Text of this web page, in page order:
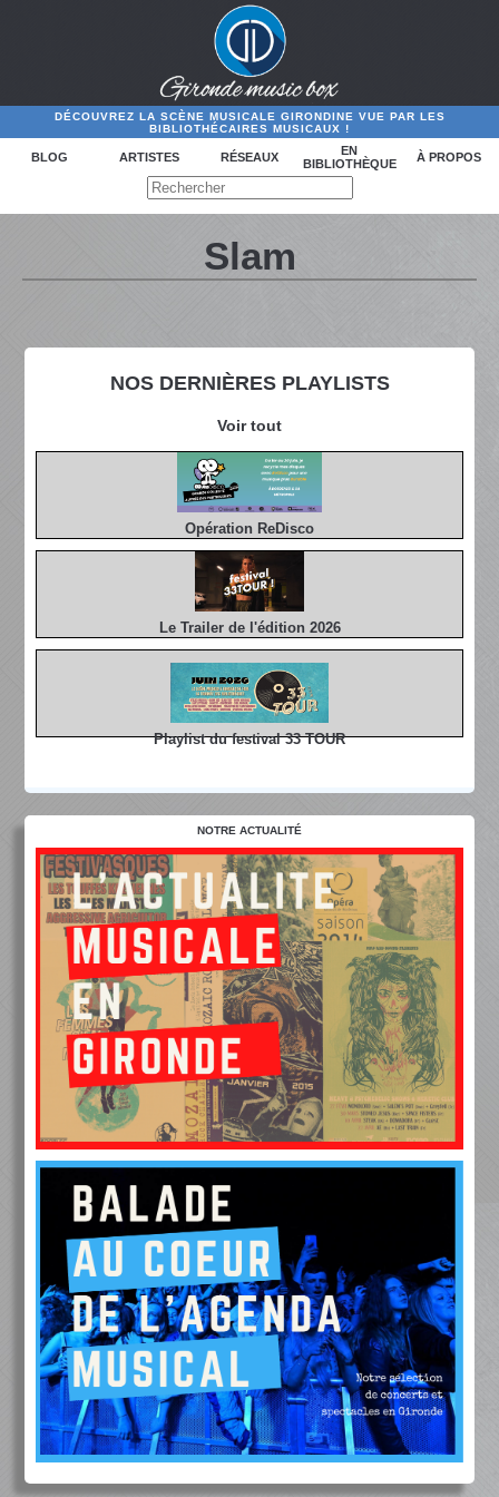
DÉCOUVREZ LA SCÈNE MUSICALE GIRONDINE VUE PAR LES
BIBLIOTHÉCAIRES MUSICAUX !
BLOG ARTISTES RÉSEAUX
EN
BIBLIOTHÈQUE
À PROPOS
NOS DERNIÈRES PLAYLISTS
Voir tout
Opération ReDisco
Le Trailer de l'édition 2026
Playlist du festival 33 TOUR
Slam
NOTRE ACTUALITÉ